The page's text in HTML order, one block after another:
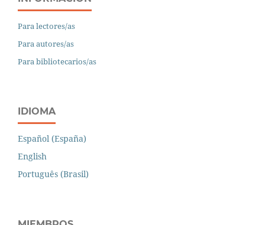
Para lectores/as
Para autores/as
Para bibliotecarios/as
IDIOMA
Español (España)
English
Português (Brasil)